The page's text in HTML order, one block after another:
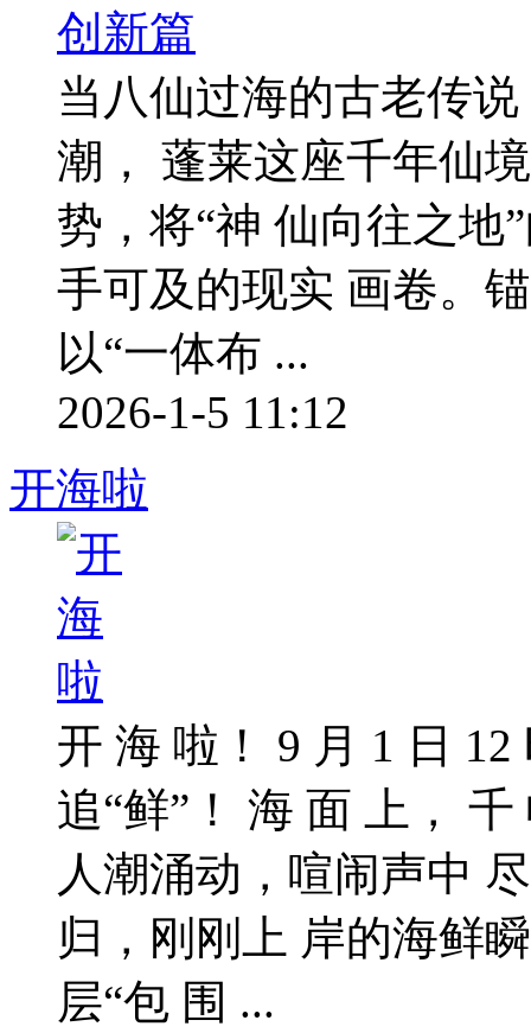
当八仙过海的古老传
潮， 蓬莱这座千年仙
势，将“神 仙向往之地
手可及的现实 画卷。
以“一体布 ...
2026-1-5 11:12
开海啦
开 海 啦！ 9 月 1 日
追“鲜”！ 海 面 上，
人潮涌动，喧闹声中
归，刚刚上 岸的海鲜
层“包 围 ...